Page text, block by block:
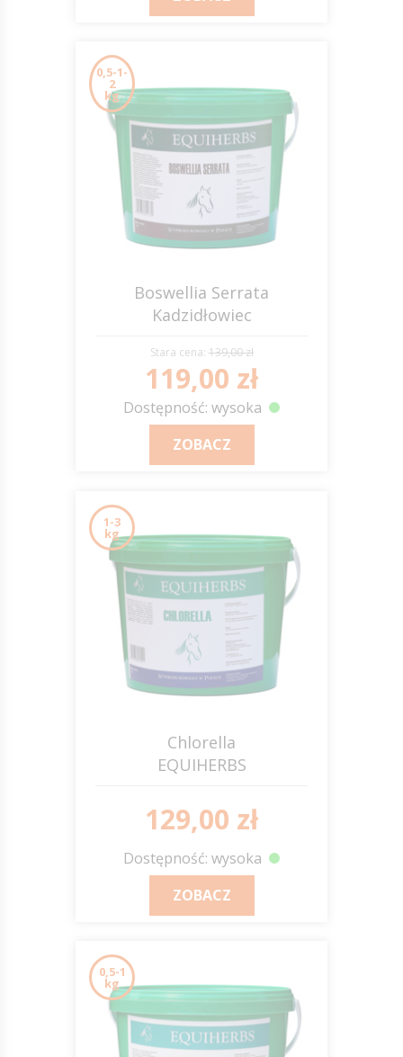
0,5-1-
2
kg
Boswellia Serrata
Kadzidłowiec
Stara cena: 139,00 zł
119,00 zł
Dostępność: wysoka
ZOBACZ
1-3
kg
Chlorella
EQUIHERBS
129,00 zł
Dostępność: wysoka
ZOBACZ
0,5-1
kg